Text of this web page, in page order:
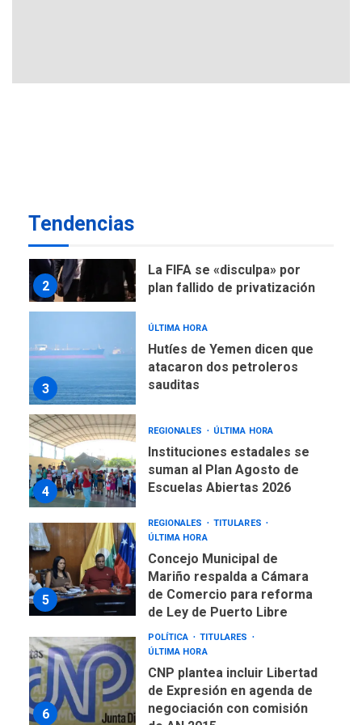
Tendencias
asegura Gustavo Duque
2
La FIFA se «disculpa» por
plan fallido de privatización
3
ÚLTIMA HORA
Hutíes de Yemen dicen que
atacaron dos petroleros
sauditas
4
REGIONALES ÚLTIMA HORA
Instituciones estadales se
suman al Plan Agosto de
Escuelas Abiertas 2026
5
REGIONALES
TITULARES
ÚLTIMA HORA
Concejo Municipal de
Mariño respalda a Cámara
de Comercio para reforma
de Ley de Puerto Libre
6
POLÍTICA
TITULARES
ÚLTIMA HORA
CNP plantea incluir Libertad
de Expresión en agenda de
negociación con comisión